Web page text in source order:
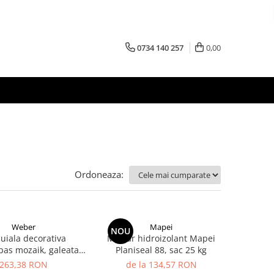
0734 140 257 0,00
Ordoneaza:
Weber
decorativa
mozaik, galeata
20kg
263,38 RON
NOU Mapei
Mortar hidroizolant Mapei
Planiseal 88, sac 25 kg
de la 134,57 RON